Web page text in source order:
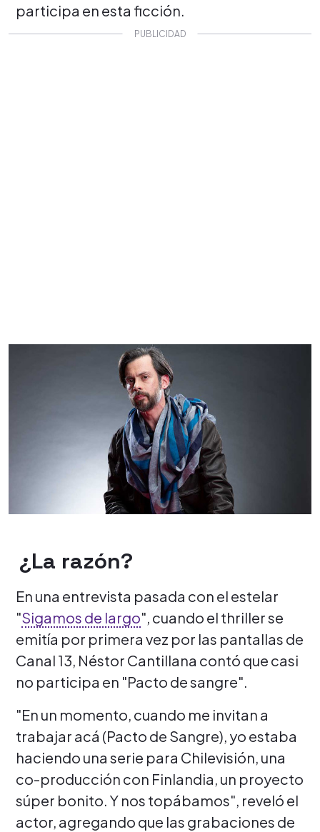
participa en esta ficción.
¿La razón?
En una entrevista pasada con el estelar
"Sigamos de largo", cuando el thriller se
emitía por primera vez por las pantallas de
Canal 13, Néstor Cantillana contó que casi
no participa en "Pacto de sangre".
"En un momento, cuando me invitan a
trabajar acá (Pacto de Sangre), yo estaba
haciendo una serie para Chilevisión, una
co-producción con Finlandia, un proyecto
súper bonito. Y nos topábamos", reveló el
actor, agregando que las grabaciones de